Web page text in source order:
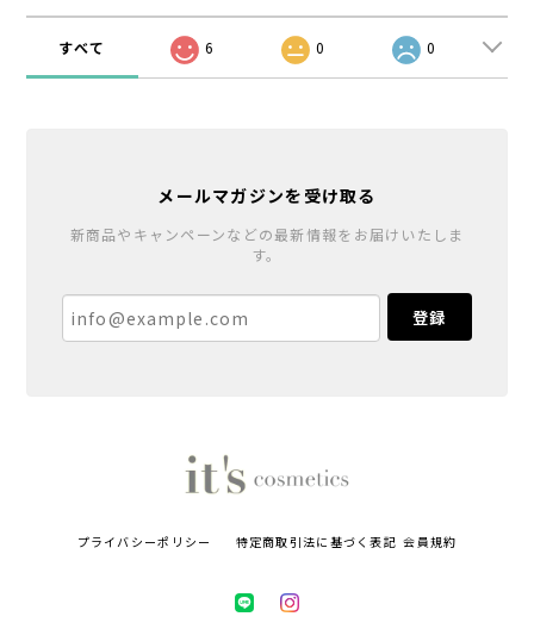
すべて 6 0 0
メールマガジンを受け取る
新商品やキャンペーンなどの最新情報をお届けいたしま
す。
登録
プライバシーポリシー 特定商取引法に基づく表記 会員規約